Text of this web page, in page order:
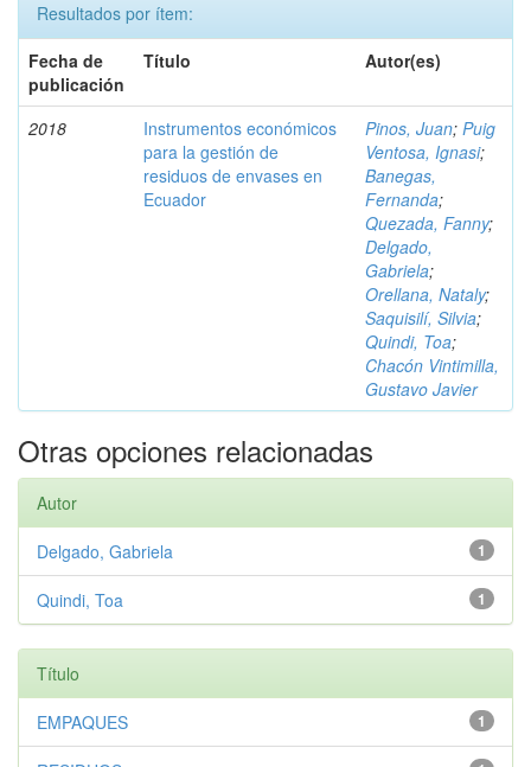
Resultados por ítem:
Fecha de
publicación
Título Autor(es)
2018
Instrumentos económicos
para la gestión de
residuos de envases en
Ecuador
Pinos, Juan; Puig
Ventosa, Ignasi;
Banegas,
Fernanda;
Quezada, Fanny;
Delgado,
Gabriela;
Orellana, Nataly;
Saquisilí, Silvia;
Quindi, Toa;
Chacón Vintimilla,
Gustavo Javier
Otras opciones relacionadas
Autor
1
Delgado, Gabriela
1
Quindi, Toa
Título
1
EMPAQUES